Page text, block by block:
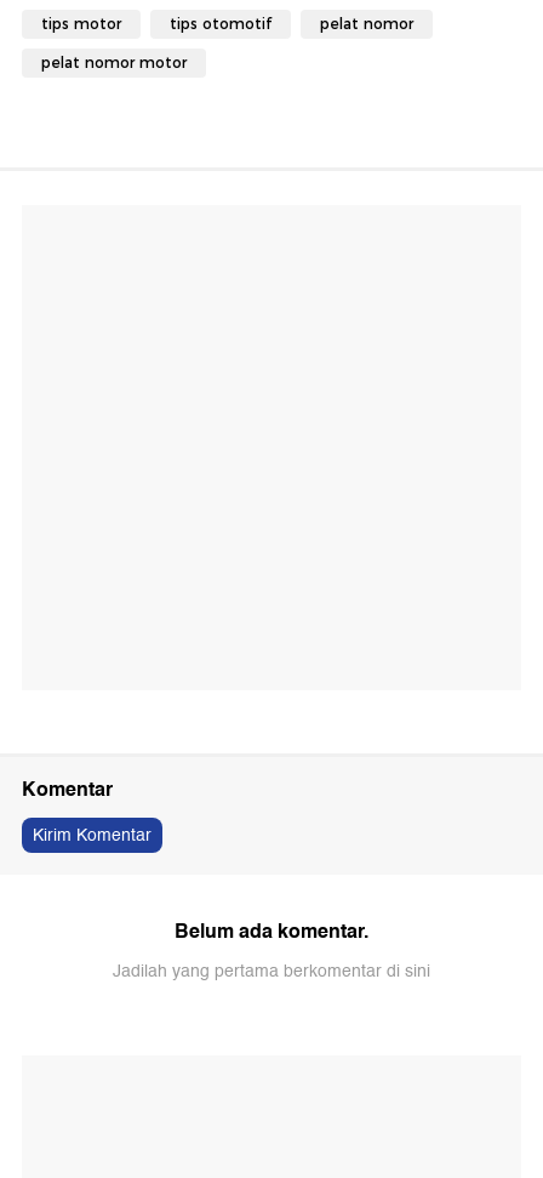
tips motor tips otomotif pelat nomor
pelat nomor motor
Komentar
Kirim Komentar
Belum ada komentar.
Jadilah yang pertama berkomentar di sini